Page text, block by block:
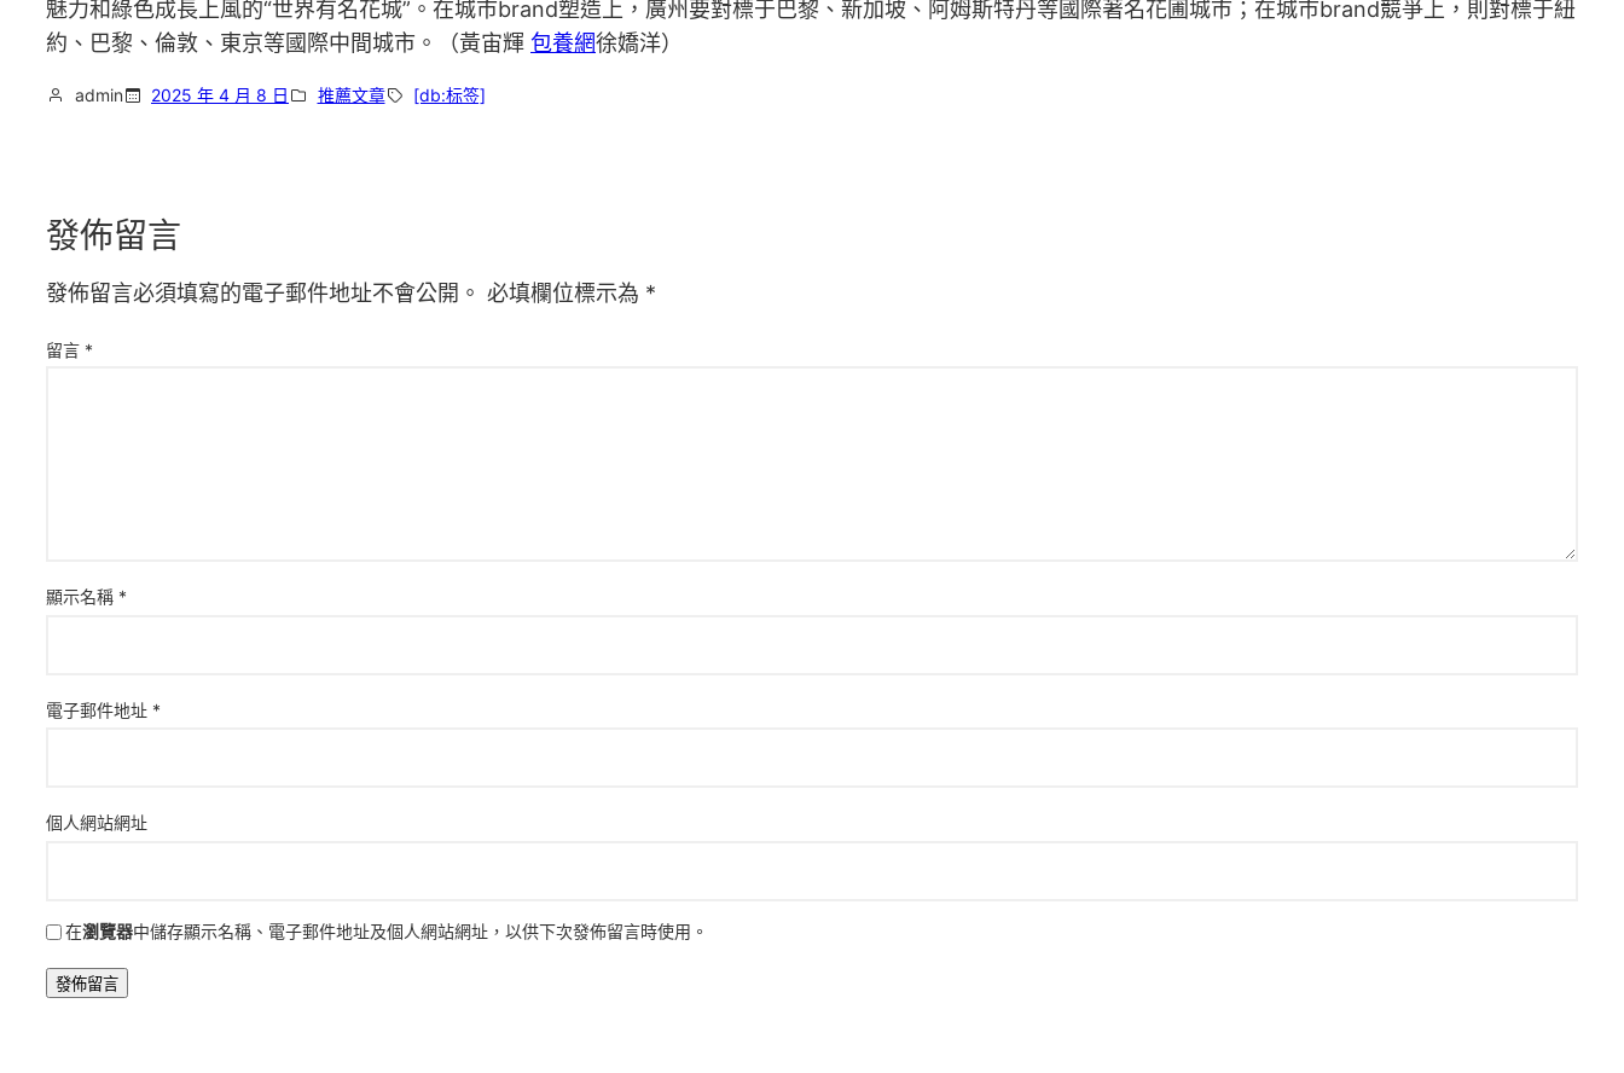
魅力和綠色成長上風的“世界有名花城”。在城市brand塑造上，廣州要對標于巴黎、新加坡、阿姆斯特丹等國際著名花圃城市；在城市brand競爭上，則對標于紐
約、巴黎、倫敦、東京等國際中間城市。（黃宙輝 包養網徐嬌洋）
admin 2025 年 4 月 8 日 推薦文章 [db:标签]
發佈留言
發佈留言必須填寫的電子郵件地址不會公開。 必填欄位標示為 *
留言 *
顯示名稱 *
電子郵件地址 *
個人網站網址
在瀏覽器中儲存顯示名稱、電子郵件地址及個人網站網址，以供下次發佈留言時使用。